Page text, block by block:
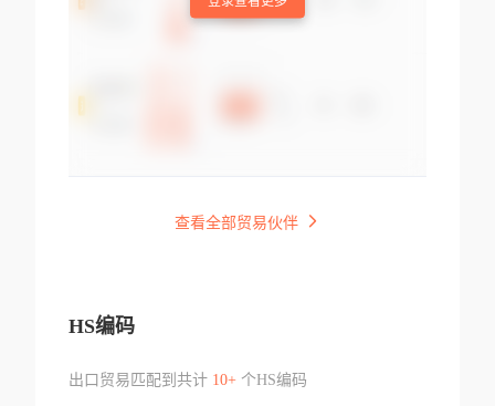
查看全部贸易伙伴
HS编码
出口贸易匹配到共计 10+个HS编码